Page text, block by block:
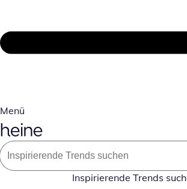
Menü
Inspirierende Trends